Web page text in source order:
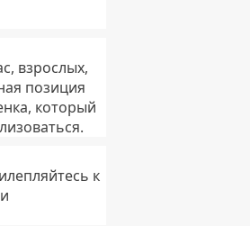
взрослых,
позиция
который
к